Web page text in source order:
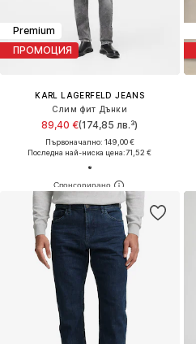
Premium
ПРОМОЦИЯ
KARL LAGERFELD JEANS
Слим фит Дънки
89,40 €(174,85 лв.³)
Първоначално: 149,00 €
Последна най-ниска цена:71,52 €